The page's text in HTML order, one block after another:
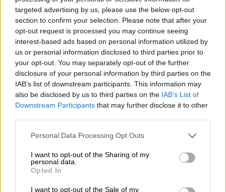
targeted advertising by us, please use the below opt-out
section to confirm your selection. Please note that after your
opt-out request is processed you may continue seeing
interest-based ads based on personal information utilized by
us or personal information disclosed to third parties prior to
your opt-out. You may separately opt-out of the further
disclosure of your personal information by third parties on the
IAB’s list of downstream participants. This information may
also be disclosed by us to third parties on the IAB’s List of
Downstream Participants that may further disclose it to other
Please note that this website/app uses one or more Google
not limited to your visit or usage behaviour. You may click to
grant or deny consent to Google and its third-party tags to
use your data for below specified purposes in below Google
consent section.
Personal Data Processing Opt Outs
I want to opt-out of the Sharing of my
personal data.
Opted In
I want to opt-out of the Sale of my
αρχίσαμε να καταναλώνουμεεπεξεργασμένα
τρόφιμαπου έχουν υποκατάστατα ζάχαρης»,
πρόσθεσε.
Ανησυχητικοί θρόμβοι στο αίμα
Το 2023, οι ίδιοι ερευνητές είχαν βρει
παρόμοια αποτελέσματα για ένα άλλο
γλυκαντικό με χαμηλές θερμίδες, την
ερυθριτόλη, η οποία χρησιμοποιείται ως
διογκωτικό σάκχαρο σεπροϊόντα με στέβια
Πρόσθετες εργαστηριακές έρευνες και
μελέτες σε ζώα που παρουσιάστηκαν και